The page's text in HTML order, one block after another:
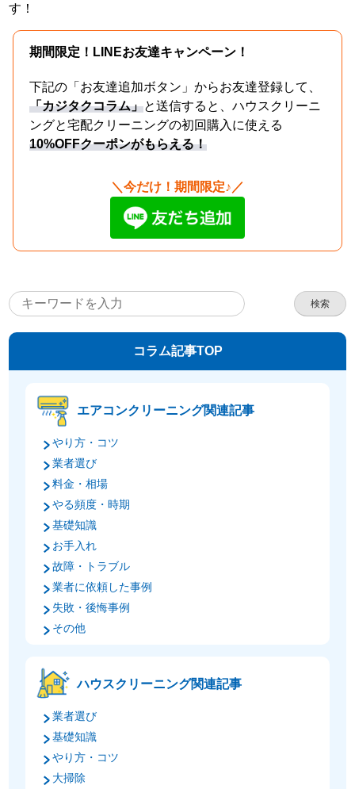
す！
期間限定！LINEお友達キャンペーン！
下記の「お友達追加ボタン」からお友達登録して、
「カジタクコラム」と送信すると、ハウスクリーニ
ングと宅配クリーニングの初回購入に使える
10%OFFクーポンがもらえる！
＼今だけ！期間限定♪／
検索
コラム記事TOP
エアコンクリーニング関連記事
やり方・コツ
業者選び
料金・相場
やる頻度・時期
基礎知識
お手入れ
故障・トラブル
業者に依頼した事例
失敗・後悔事例
その他
ハウスクリーニング関連記事
業者選び
基礎知識
やり方・コツ
大掃除